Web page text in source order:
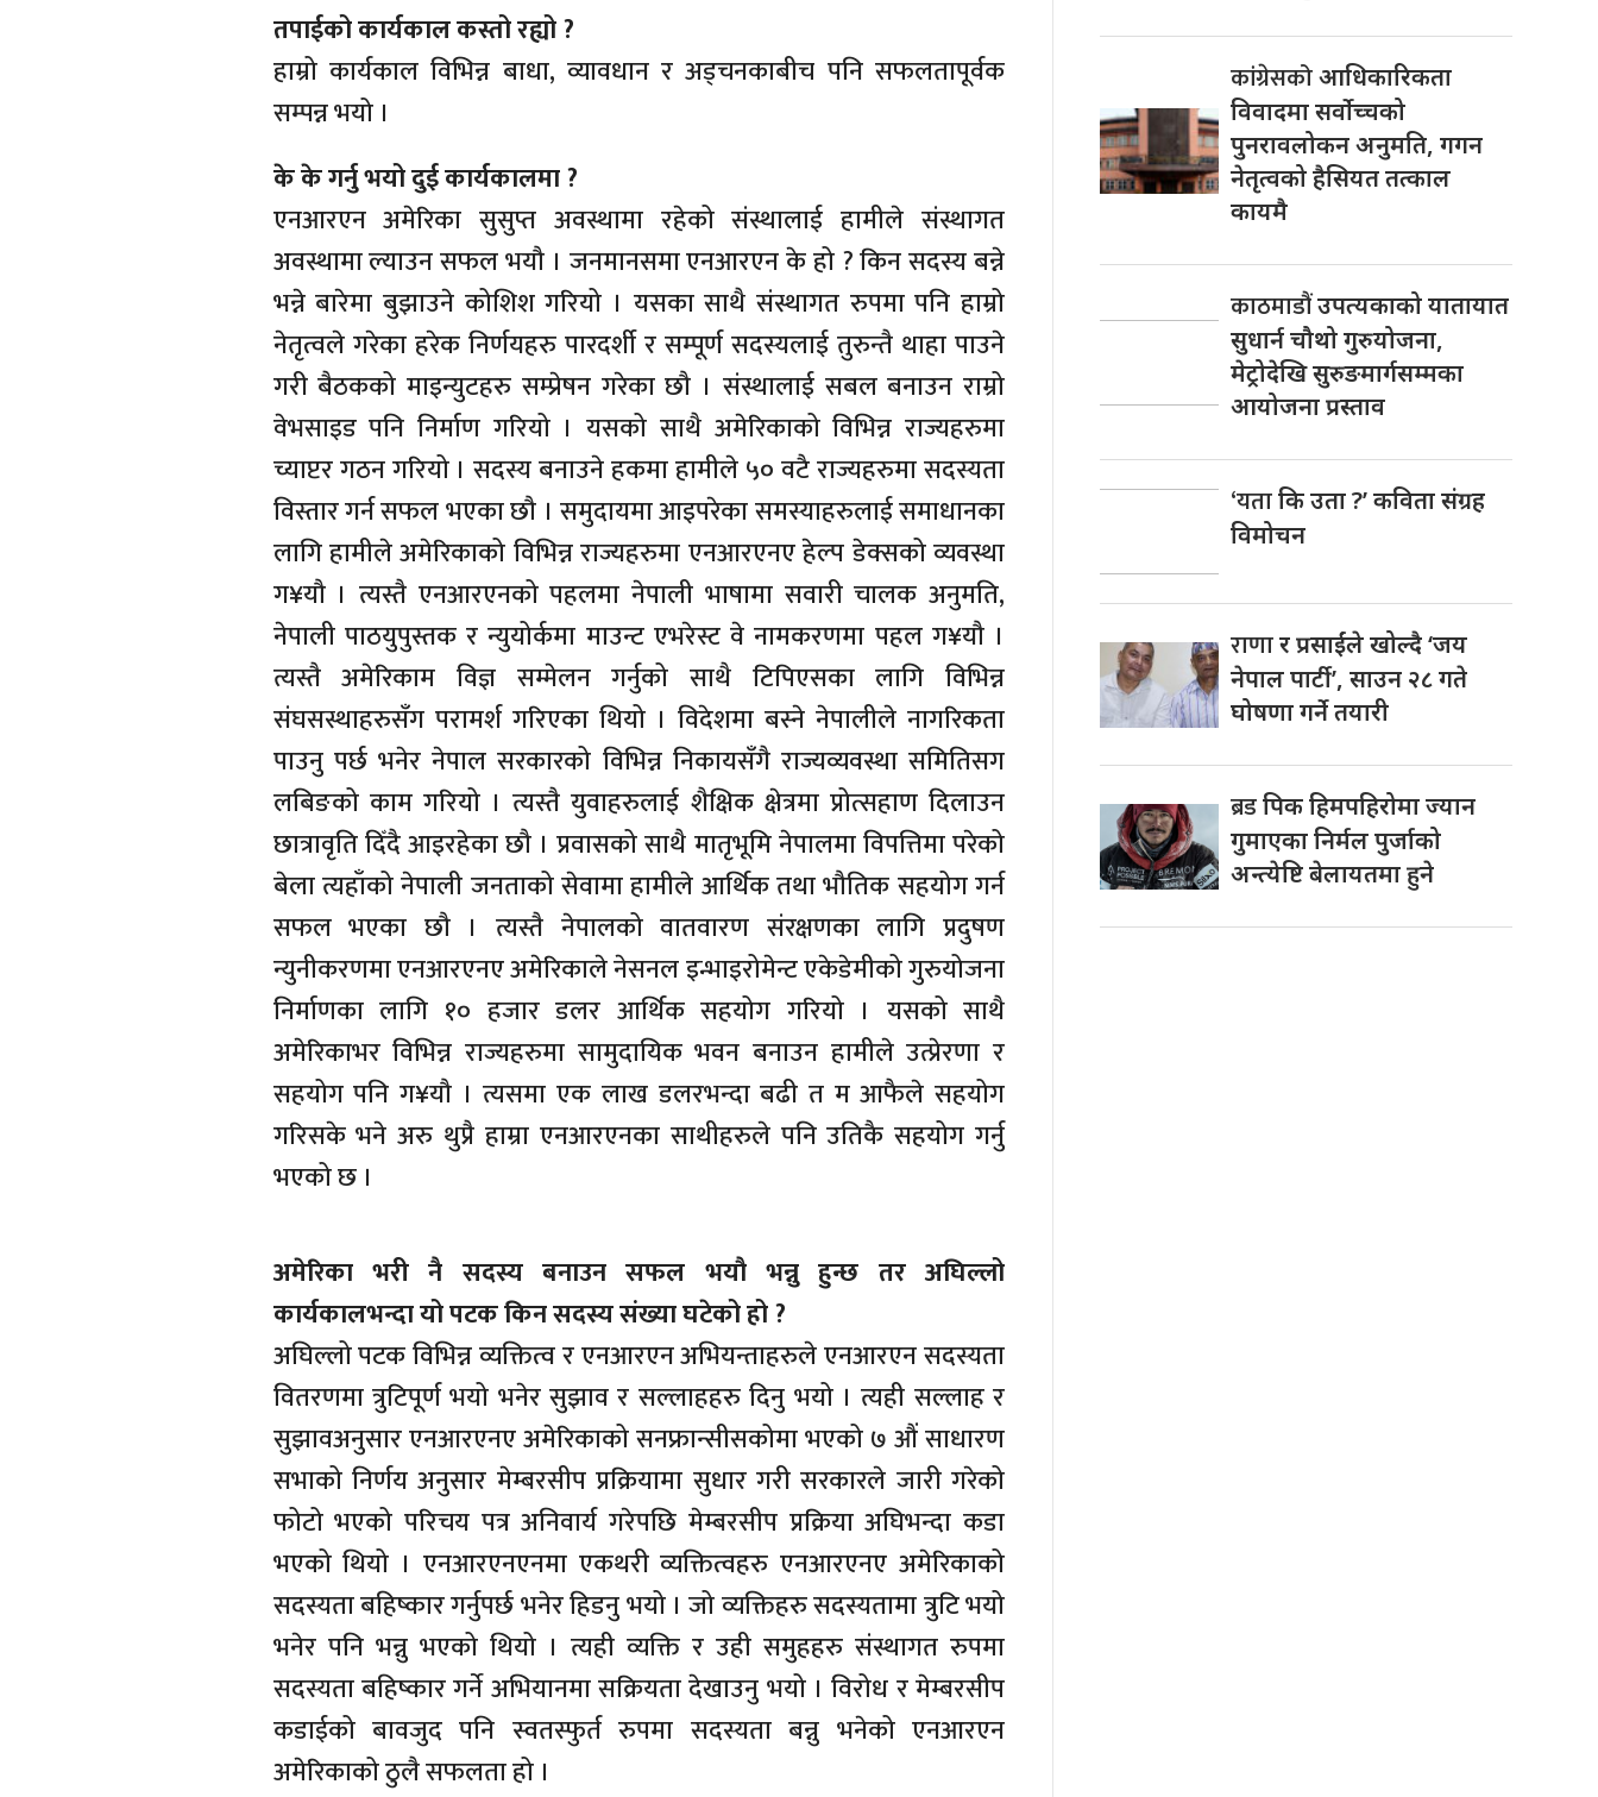
तपाईको कार्यकाल कस्तो रह्यो ?
हाम्रो कार्यकाल विभिन्न बाधा, व्यावधान र अड्चनकाबीच पनि सफलतापूर्वक
सम्पन्न भयो ।
के के गर्नु भयो दुई कार्यकालमा ?
एनआरएन अमेरिका सुसुप्त अवस्थामा रहेको संस्थालाई हामीले संस्थागत
अवस्थामा ल्याउन सफल भयौ । जनमानसमा एनआरएन के हो ? किन सदस्य बन्ने
भन्ने बारेमा बुझाउने कोशिश गरियो । यसका साथै संस्थागत रुपमा पनि हाम्रो
नेतृत्वले गरेका हरेक निर्णयहरु पारदर्शी र सम्पूर्ण सदस्यलाई तुरुन्तै थाहा पाउने
गरी बैठकको माइन्युटहरु सम्प्रेषन गरेका छौ । संस्थालाई सबल बनाउन राम्रो
वेभसाइड पनि निर्माण गरियो । यसको साथै अमेरिकाको विभिन्न राज्यहरुमा
च्याप्टर गठन गरियो । सदस्य बनाउने हकमा हामीले ५० वटै राज्यहरुमा सदस्यता
विस्तार गर्न सफल भएका छौ । समुदायमा आइपरेका समस्याहरुलाई समाधानका
लागि हामीले अमेरिकाको विभिन्न राज्यहरुमा एनआरएनए हेल्प डेक्सको व्यवस्था
ग¥यौ । त्यस्तै एनआरएनको पहलमा नेपाली भाषामा सवारी चालक अनुमति,
नेपाली पाठयुपुस्तक र न्युयोर्कमा माउन्ट एभरेस्ट वे नामकरणमा पहल ग¥यौ ।
त्यस्तै अमेरिकाम विज्ञ सम्मेलन गर्नुको साथै टिपिएसका लागि विभिन्न
संघसस्थाहरुसँग परामर्श गरिएका थियो । विदेशमा बस्ने नेपालीले नागरिकता
पाउनु पर्छ भनेर नेपाल सरकारको विभिन्न निकायसँगै राज्यव्यवस्था समितिसग
लबिङको काम गरियो । त्यस्तै युवाहरुलाई शैक्षिक क्षेत्रमा प्रोत्सहाण दिलाउन
छात्रावृति दिँदै आइरहेका छौ । प्रवासको साथै मातृभूमि नेपालमा विपत्तिमा परेको
बेला त्यहाँको नेपाली जनताको सेवामा हामीले आर्थिक तथा भौतिक सहयोग गर्न
सफल भएका छौ । त्यस्तै नेपालको वातवारण संरक्षणका लागि प्रदुषण
न्युनीकरणमा एनआरएनए अमेरिकाले नेसनल इन्भाइरोमेन्ट एकेडेमीको गुरुयोजना
निर्माणका लागि १० हजार डलर आर्थिक सहयोग गरियो । यसको साथै
अमेरिकाभर विभिन्न राज्यहरुमा सामुदायिक भवन बनाउन हामीले उत्प्रेरणा र
सहयोग पनि ग¥यौ । त्यसमा एक लाख डलरभन्दा बढी त म आफैले सहयोग
गरिसके भने अरु थुप्रै हाम्रा एनआरएनका साथीहरुले पनि उतिकै सहयोग गर्नु
भएको छ ।
अमेरिका भरी नै सदस्य बनाउन सफल भयौ भन्नु हुन्छ तर अघिल्लो
कार्यकालभन्दा यो पटक किन सदस्य संख्या घटेको हो ?
अघिल्लो पटक विभिन्न व्यक्तित्व र एनआरएन अभियन्ताहरुले एनआरएन सदस्यता
वितरणमा त्रुटिपूर्ण भयो भनेर सुझाव र सल्लाहहरु दिनु भयो । त्यही सल्लाह र
सुझावअनुसार एनआरएनए अमेरिकाको सनफ्रान्सीसकोमा भएको ७ औं साधारण
सभाको निर्णय अनुसार मेम्बरसीप प्रक्रियामा सुधार गरी सरकारले जारी गरेको
फोटो भएको परिचय पत्र अनिवार्य गरेपछि मेम्बरसीप प्रक्रिया अघिभन्दा कडा
भएको थियो । एनआरएनएनमा एकथरी व्यक्तित्वहरु एनआरएनए अमेरिकाको
सदस्यता बहिष्कार गर्नुपर्छ भनेर हिडनु भयो । जो व्यक्तिहरु सदस्यतामा त्रुटि भयो
भनेर पनि भन्नु भएको थियो । त्यही व्यक्ति र उही समुहहरु संस्थागत रुपमा
सदस्यता बहिष्कार गर्ने अभियानमा सक्रियता देखाउनु भयो । विरोध र मेम्बरसीप
कडाईको बावजुद पनि स्वतस्फुर्त रुपमा सदस्यता बन्नु भनेको एनआरएन
अमेरिकाको ठुलै सफलता हो ।
कांग्रेसकोआधिकारिकता
विवादमा सर्वोच्चको
पुनरावलोकन अनुमति, गगन
नेतृत्वको हैसियत तत्काल
कायमै
काठमाडौंउपत्यकाको यातायात
सुधार्न चौथो गुरुयोजना,
मेट्रोदेखि सुरुङमार्गसम्मका
आयोजना प्रस्ताव
‘यताकि उता ?’ कविता संग्रह
विमोचन
राणार प्रसाईंले खोल्दै ‘जय
नेपाल पार्टी’, साउन २८ गते
घोषणा गर्ने तयारी
ब्रडपिक हिमपहिरोमा ज्यान
गुमाएका निर्मल पुर्जाको
अन्त्येष्टि बेलायतमा हुने